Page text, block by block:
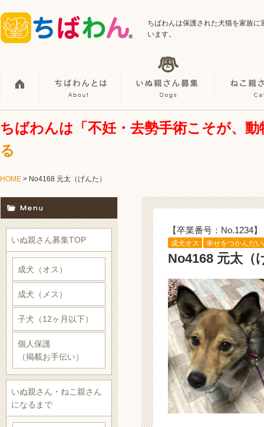
ちばわんは保護された犬猫を家族
います。
ちばわんは「不妊・去勢手術こそが、
る
HOME > No4168 元太（げんた）
【卒業番号：No.1234】
成犬オス 幸せをつかんだ
No4168 元太（
いぬ親さん募集TOP
成犬（オス）
成犬（メス）
子犬（12ヶ月以下）
個人保護
（掲載お手伝い）
いぬ親さん・ねこ親さん
になるまで